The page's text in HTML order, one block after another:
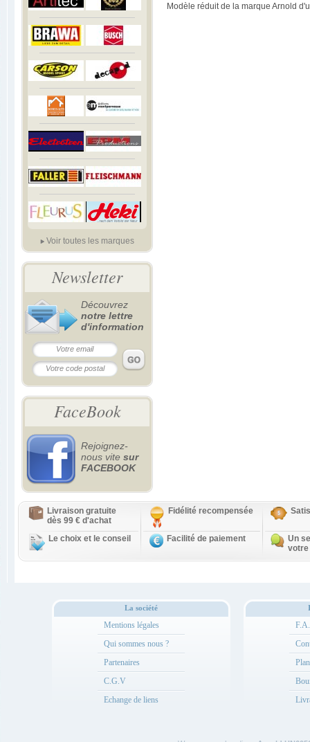
Voir toutes les marques
Newsletter
Découvrez
notre lettre
d'information
FaceBook
Rejoignez-
nous vite sur
FACEBOOK
Modèle réduit de la marque Arnold
Livraison gratuite
dès 99 € d'achat
Fidélité recompensée
Le choix et le conseil Facilité de paiement
Un
votre
La société
Mentions légales
Qui sommes nous ?
Partenaires
C.G.V
Echange de liens